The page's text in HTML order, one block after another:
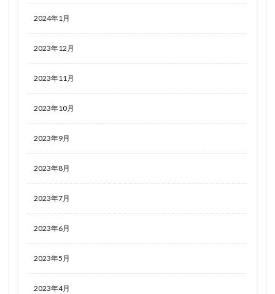
2024年1月
2023年12月
2023年11月
2023年10月
2023年9月
2023年8月
2023年7月
2023年6月
2023年5月
2023年4月